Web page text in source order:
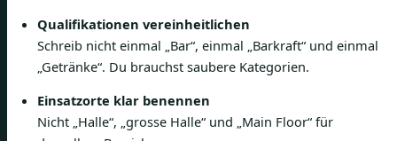
Qualifikationen vereinheitlichen
Schreib nicht einmal „Bar“, einmal „Barkraft“ und einmal
„Getränke“. Du brauchst saubere Kategorien.
Einsatzorte klar benennen
Nicht „Halle“, „grosse Halle“ und „Main Floor“ für